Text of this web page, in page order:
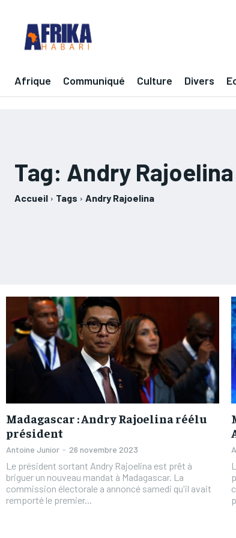
Afrique Communiqué Culture Divers
Tag: Andry Rajoelina
Accueil Tags Andry Rajoelina
Madagascar : Andry Rajoelina réélu
président
Antoine Junior - 26 novembre 2023
Le président sortant Andry Rajoelina est prêt à
briguer un nouveau mandat à Madagascar. La
commission électorale a annoncé samedi qu'il avait
remporté le premier...